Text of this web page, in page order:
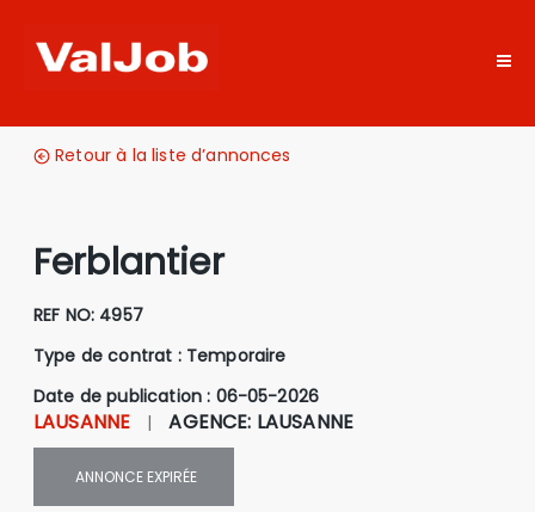
Retour à la liste d’annonces
Ferblantier
REF NO: 4957
Type de contrat : Temporaire
Date de publication : 06-05-2026
LAUSANNE | AGENCE: LAUSANNE
ANNONCE EXPIRÉE